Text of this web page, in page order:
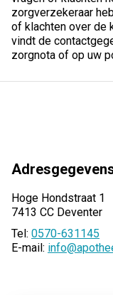
zorgverzekeraar
of klachten over de
vindt de
zorgnota of op uw
Hoge Hondstraat 1
7413 CC Deventer
Tel: 0570-631145
E-mail: